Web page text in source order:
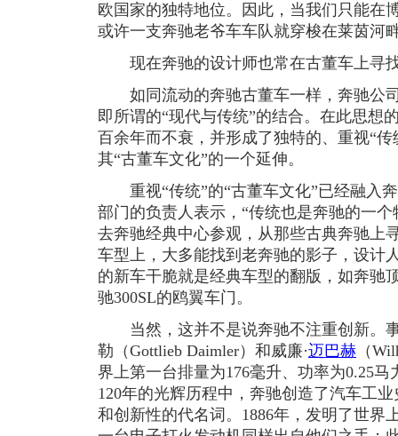
欧国家的独特地位。因此，当我们只能在
或许一支奔驰老爷车车队就穿梭在莱茵河
现在奔驰的设计师也常在古董车上寻
如同流动的奔驰古董车一样，奔驰公司
即所谓的“现代与传统”的结合。在此思想
百余年而不衰，并形成了独特的、重视“
其“古董车文化”的一个延伸。
重视“传统”的“古董车文化”已经融入
部门的负责人表示，“传统也是奔驰的一
去奔驰经典中心参观，从那些古典奔驰上
车型上，大多能找到老奔驰的影子，设计
的新车干脆就是经典车型的翻版，如奔驰
驰300SL的鸥翼车门。
当然，这并不是说奔驰不注重创新。事
勒（Gottlieb Daimler）和威廉·迈巴赫 （
界上第一台排量为176毫升、功率为0.25
120年的光辉历程中，奔驰创造了汽车工
和创新性的代名词。1886年，发明了世界